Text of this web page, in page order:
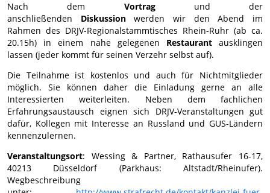
Nach dem Vortragund der
anschließenden Diskussionwerden wir den Abend im
Rahmen des DRJV-Regionalstammtisches Rhein-Ruhr (ab ca.
20.15h) in einem nahe gelegenen Restaurantausklingen
lassen (jeder kommt für seinen Verzehr selbst auf).
Die Teilnahme ist kostenlos und auch für Nichtmitglieder
möglich. Sie können daher die Einladung gerne an alle
Interessierten weiterleiten. Neben dem fachlichen
Erfahrungsaustausch eignen sich DRJV-Veranstaltungen gut
dafür, Kollegen mit Interesse an Russland und GUS-Ländern
kennenzulernen.
Veranstaltungsort: Wessing & Partner, Rathausufer 16-17,
40213 Düsseldorf (Parkhaus: Altstadt/Rheinufer).
Wegbeschreibung